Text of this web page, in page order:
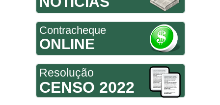
Contracheque
ONLINE
Resolução
CENSO 2022